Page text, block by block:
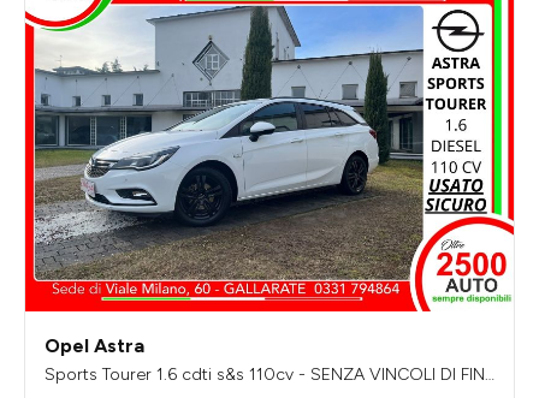
Opel Astra
Sports Tourer 1.6 cdti s&s 110cv - SENZA VINCOLI DI FIN